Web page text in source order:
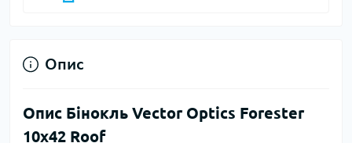
Опис
Опис Бінокль Vector Optics Forester
10x42 Roof